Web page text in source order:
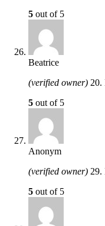
5 out of 5
Beatrice
(verified owner) 20.
5 out of 5
Anonym
(verified owner) 29.
5 out of 5